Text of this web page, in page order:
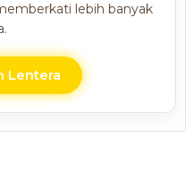
lebih banyak
Lentera